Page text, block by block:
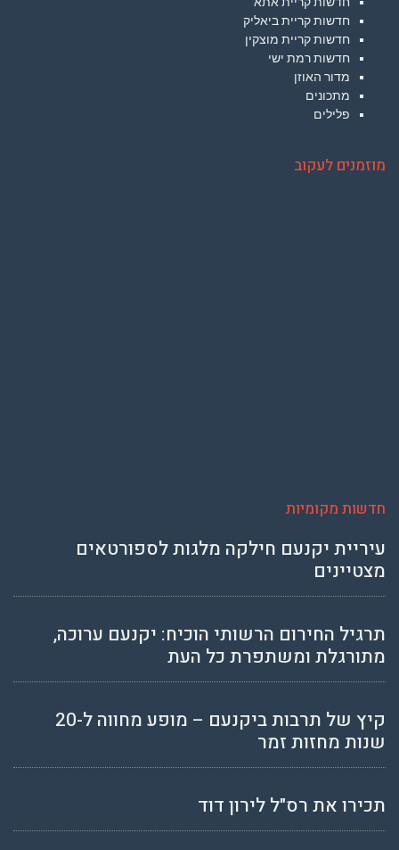
חדשות קריית ביאליק
חדשות קריית מוצקין
חדשות רמת ישי
מדור האוזן
מתכונים
פלילים
מוזמנים לעקוב
חדשות מקומיות
עיריית יקנעם חילקה מלגות לספורטאים
מצטיינים
תרגיל החירום הרשותי הוכיח: יקנעם ערוכה,
מתורגלת ומשתפרת כל העת
קיץ של תרבות ביקנעם – מופע מחווה ל-20
שנות מחזות זמר
תכירו את רס"ל לירון דוד